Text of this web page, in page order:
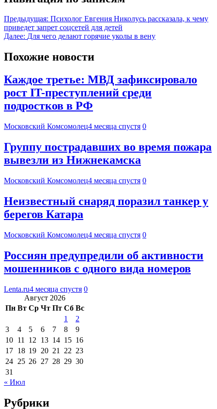
Предыдущая: Психолог Евгения Николусь рассказала, к чему
приведет запрет соцсетей для детей
Далее: Для чего делают горячие уколы в вену
Похожие новости
Каждое третье: МВД зафиксировало
рост IT-преступлений среди
подростков в РФ
Московский Комсомолец4 месяца спустя 0
Группу пострадавших во время пожара
вывезли из Нижнекамска
Московский Комсомолец4 месяца спустя 0
Неизвестный снаряд поразил танкер у
берегов Катара
Московский Комсомолец4 месяца спустя 0
Россиян предупредили об активности
мошенников с одного вида номеров
Lenta.ru4 месяца спустя 0
Август 2026
Пн Вт Ср Чт Пт Сб Вс
1
2
3
4 5 6 7 8
9
10 11 12 13 14 15 16
17 18 19 20 21 22 23
24 25 26 27 28 29 30
31
« Июл
Рубрики